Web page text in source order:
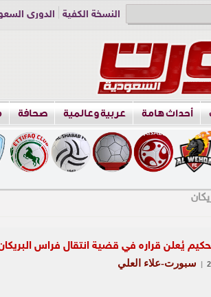
النسخة الكفية الدوري
أحداث هامة عربية وعالمية صحافة
يُعلن قراره في قضية انتقال فراس
| سبورت-علاء العلي